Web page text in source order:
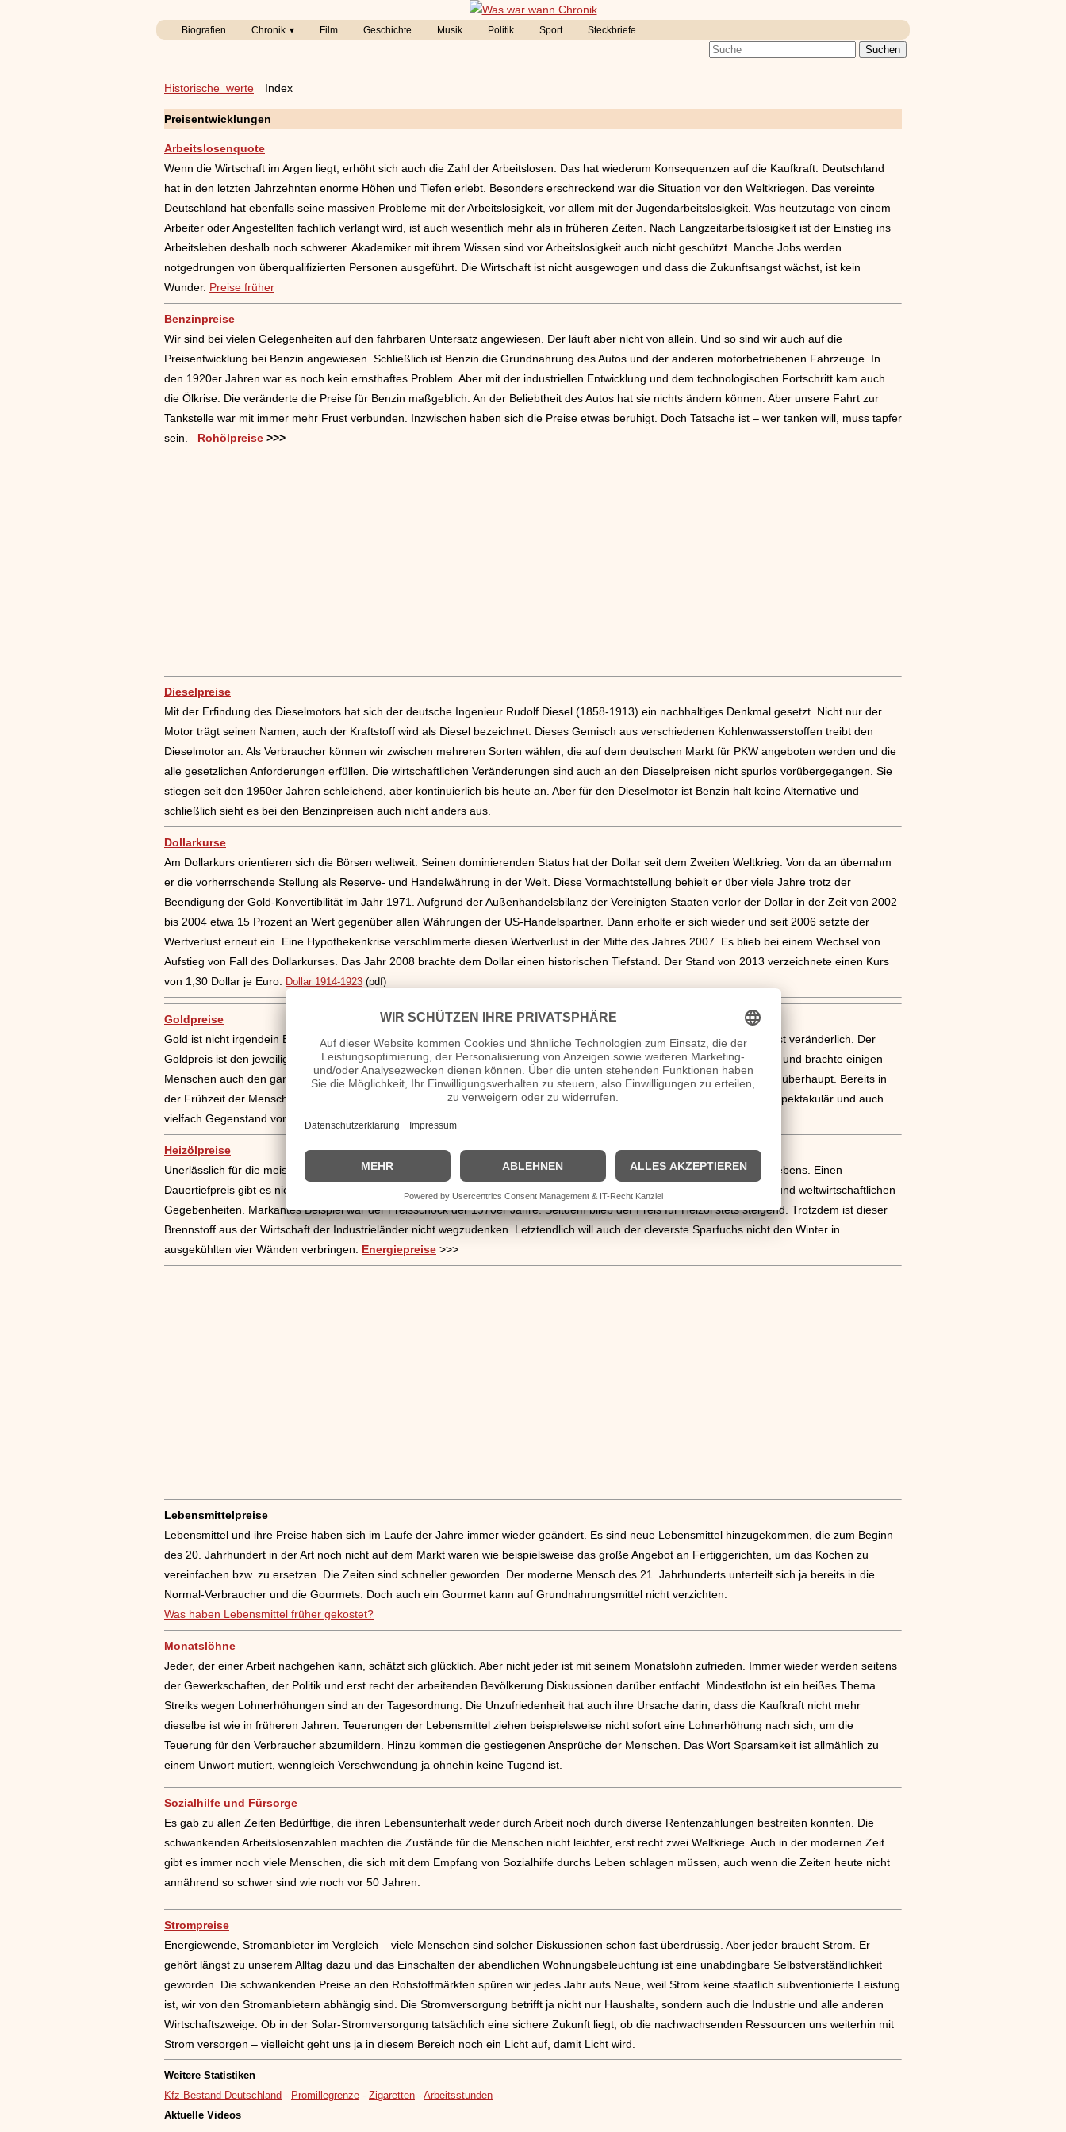
Biografien Chronik Film Geschichte Musik Politik Sport Steckbriefe
Historische_werte Index
Preisentwicklungen
Arbeitslosenquote
Wenn die Wirtschaft im Argen liegt, erhöht sich auch die Zahl der Arbeitslosen. Das hat wiederum Konsequenzen auf die Kaufkraft. Deutschland
hat in den letzten Jahrzehnten enorme Höhen und Tiefen erlebt. Besonders erschreckend war die Situation vor den Weltkriegen. Das vereinte
Deutschland hat ebenfalls seine massiven Probleme mit der Arbeitslosigkeit, vor allem mit der Jugendarbeitslosigkeit. Was heutzutage von einem
Arbeiter oder Angestellten fachlich verlangt wird, ist auch wesentlich mehr als in früheren Zeiten. Nach Langzeitarbeitslosigkeit ist der Einstieg ins
Arbeitsleben deshalb noch schwerer. Akademiker mit ihrem Wissen sind vor Arbeitslosigkeit auch nicht geschützt. Manche Jobs werden
notgedrungen von überqualifizierten Personen ausgeführt. Die Wirtschaft ist nicht ausgewogen und dass die Zukunftsangst wächst, ist kein
Wunder. Preise früher
Benzinpreise
Wir sind bei vielen Gelegenheiten auf den fahrbaren Untersatz angewiesen. Der läuft aber nicht von allein. Und so sind wir auch auf die
Preisentwicklung bei Benzin angewiesen. Schließlich ist Benzin die Grundnahrung des Autos und der anderen motorbetriebenen Fahrzeuge. In
den 1920er Jahren war es noch kein ernsthaftes Problem. Aber mit der industriellen Entwicklung und dem technologischen Fortschritt kam auch
die Ölkrise. Die veränderte die Preise für Benzin maßgeblich. An der Beliebtheit des Autos hat sie nichts ändern können. Aber unsere Fahrt zur
Tankstelle war mit immer mehr Frust verbunden. Inzwischen haben sich die Preise etwas beruhigt. Doch Tatsache ist – wer tanken will, muss tapfer
sein. Rohölpreise >>>
Dieselpreise
Mit der Erfindung des Dieselmotors hat sich der deutsche Ingenieur Rudolf Diesel (1858-1913) ein nachhaltiges Denkmal gesetzt. Nicht nur der
Motor trägt seinen Namen, auch der Kraftstoff wird als Diesel bezeichnet. Dieses Gemisch aus verschiedenen Kohlenwasserstoffen treibt den
Dieselmotor an. Als Verbraucher können wir zwischen mehreren Sorten wählen, die auf dem deutschen Markt für PKW angeboten werden und die
alle gesetzlichen Anforderungen erfüllen. Die wirtschaftlichen Veränderungen sind auch an den Dieselpreisen nicht spurlos vorübergegangen. Sie
stiegen seit den 1950er Jahren schleichend, aber kontinuierlich bis heute an. Aber für den Dieselmotor ist Benzin halt keine Alternative und
schließlich sieht es bei den Benzinpreisen auch nicht anders aus.
Dollarkurse
Am Dollarkurs orientieren sich die Börsen weltweit. Seinen dominierenden Status hat der Dollar seit dem Zweiten Weltkrieg. Von da an übernahm
er die vorherrschende Stellung als Reserve- und Handelwährung in der Welt. Diese Vormachtstellung behielt er über viele Jahre trotz der
Beendigung der Gold-Konvertibilität im Jahr 1971. Aufgrund der Außenhandelsbilanz der Vereinigten Staaten verlor der Dollar in der Zeit von 2002
bis 2004 etwa 15 Prozent an Wert gegenüber allen Währungen der US-Handelspartner. Dann erholte er sich wieder und seit 2006 setzte der
Wertverlust erneut ein. Eine Hypothekenkrise verschlimmerte diesen Wertverlust in der Mitte des Jahres 2007. Es blieb bei einem Wechsel von
Aufstieg von Fall des Dollarkurses. Das Jahr 2008 brachte dem Dollar einen historischen Tiefstand. Der Stand von 2013 verzeichnete einen Kurs
von 1,30 Dollar je Euro. Dollar 1914-1923 (pdf)
Goldpreise
Gold ist nicht irgendein Edelmetall. Es ist die Grundlage der Landeswährungen weltweit und sein Wert im Börsengeschäft ist veränderlich. Der
Goldpreis ist den jeweiligen politischen und wirtschaftlichen Ereignissen unterworfen. Gold verursachte Rivalitäten, Habgier und brachte einigen
Menschen auch den ganz großen Reichtum. Auch bei veränderlichem Wert ist Gold eine der beständigsten Kapitalanlagen überhaupt. Bereits in
der Frühzeit der Menschen gab es Erwähnungen dieses Edelmetalls. Und der Goldrausch in den Vereinigten Staaten war spektakulär und auch
vielfach Gegenstand von Verfilmungen und literarischen Werken. Ob die alle Gold eingebracht haben, bleibt offen.
Heizölpreise
Unerlässlich für die meisten Haushalte und andere Einrichtungen ist Heizöl ein unverzichtbarer Bestandteil des täglichen Lebens. Einen
Dauertiefpreis gibt es nicht. Der Preis für Heizöl ist vom Roh-Öl-Preis abhängig und der wiederum von den weltpolitischen und weltwirtschaftlichen
Gegebenheiten. Markantes Beispiel war der Preisschock der 1970er Jahre. Seitdem blieb der Preis für Heizöl stets steigend. Trotzdem ist dieser
Brennstoff aus der Wirtschaft der Industrieländer nicht wegzudenken. Letztendlich will auch der cleverste Sparfuchs nicht den Winter in
ausgekühlten vier Wänden verbringen. Energiepreise >>>
Lebensmittelpreise
Lebensmittel und ihre Preise haben sich im Laufe der Jahre immer wieder geändert. Es sind neue Lebensmittel hinzugekommen, die zum Beginn
des 20. Jahrhundert in der Art noch nicht auf dem Markt waren wie beispielsweise das große Angebot an Fertiggerichten, um das Kochen zu
vereinfachen bzw. zu ersetzen. Die Zeiten sind schneller geworden. Der moderne Mensch des 21. Jahrhunderts unterteilt sich ja bereits in die
Normal-Verbraucher und die Gourmets. Doch auch ein Gourmet kann auf Grundnahrungsmittel nicht verzichten.
Was haben Lebensmittel früher gekostet?
Monatslöhne
Jeder, der einer Arbeit nachgehen kann, schätzt sich glücklich. Aber nicht jeder ist mit seinem Monatslohn zufrieden. Immer wieder werden seitens
der Gewerkschaften, der Politik und erst recht der arbeitenden Bevölkerung Diskussionen darüber entfacht. Mindestlohn ist ein heißes Thema.
Streiks wegen Lohnerhöhungen sind an der Tagesordnung. Die Unzufriedenheit hat auch ihre Ursache darin, dass die Kaufkraft nicht mehr
dieselbe ist wie in früheren Jahren. Teuerungen der Lebensmittel ziehen beispielsweise nicht sofort eine Lohnerhöhung nach sich, um die
Teuerung für den Verbraucher abzumildern. Hinzu kommen die gestiegenen Ansprüche der Menschen. Das Wort Sparsamkeit ist allmählich zu
einem Unwort mutiert, wenngleich Verschwendung ja ohnehin keine Tugend ist.
Sozialhilfe und Fürsorge
Es gab zu allen Zeiten Bedürftige, die ihren Lebensunterhalt weder durch Arbeit noch durch diverse Rentenzahlungen bestreiten konnten. Die
schwankenden Arbeitslosenzahlen machten die Zustände für die Menschen nicht leichter, erst recht zwei Weltkriege. Auch in der modernen Zeit
gibt es immer noch viele Menschen, die sich mit dem Empfang von Sozialhilfe durchs Leben schlagen müssen, auch wenn die Zeiten heute nicht
annährend so schwer sind wie noch vor 50 Jahren.
Strompreise
Energiewende, Stromanbieter im Vergleich – viele Menschen sind solcher Diskussionen schon fast überdrüssig. Aber jeder braucht Strom. Er
gehört längst zu unserem Alltag dazu und das Einschalten der abendlichen Wohnungsbeleuchtung ist eine unabdingbare Selbstverständlichkeit
geworden. Die schwankenden Preise an den Rohstoffmärkten spüren wir jedes Jahr aufs Neue, weil Strom keine staatlich subventionierte Leistung
ist, wir von den Stromanbietern abhängig sind. Die Stromversorgung betrifft ja nicht nur Haushalte, sondern auch die Industrie und alle anderen
Wirtschaftszweige. Ob in der Solar-Stromversorgung tatsächlich eine sichere Zukunft liegt, ob die nachwachsenden Ressourcen uns weiterhin mit
Strom versorgen – vielleicht geht uns ja in diesem Bereich noch ein Licht auf, damit Licht wird.
Weitere Statistiken
Kfz-Bestand Deutschland - Promillegrenze - Zigaretten - Arbeitsstunden -
Aktuelle Videos